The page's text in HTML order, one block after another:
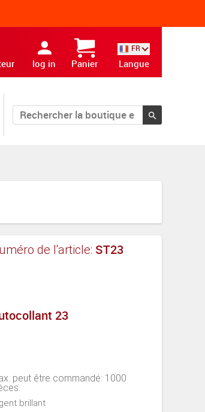
log in Panier
FR
Langue
de l'article: ST23
23
peut être commandé: 1000
brillant